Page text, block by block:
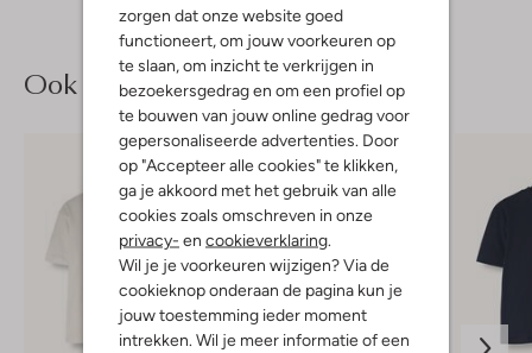
zorgen dat onze website goed
functioneert, om jouw voorkeuren op
te slaan, om inzicht te verkrijgen in
bezoekersgedrag en om een profiel op
te bouwen van jouw online gedrag voor
gepersonaliseerde advertenties. Door
op "Accepteer alle cookies" te klikken,
ga je akkoord met het gebruik van alle
cookies zoals omschreven in onze
privacy- en cookieverklaring
Wil je je voorkeuren wijzigen? Via de
cookieknop onderaan de pagina kun je
jouw toestemming ieder moment
intrekken. Wil je meer informatie of een
Ook iets voor jou?